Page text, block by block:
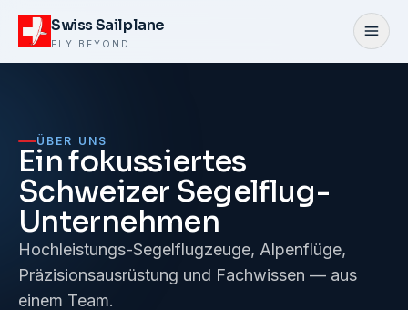
Zum Inhalt springen
Swiss Sailplane
FLY BEYOND
ÜBER UNS
Ein fokussiertes
Schweizer Segelflug-
Unternehmen
Hochleistungs-Segelflugzeuge, Alpenflüge,
Präzisionsausrüstung und Fachwissen — aus
einem Team.